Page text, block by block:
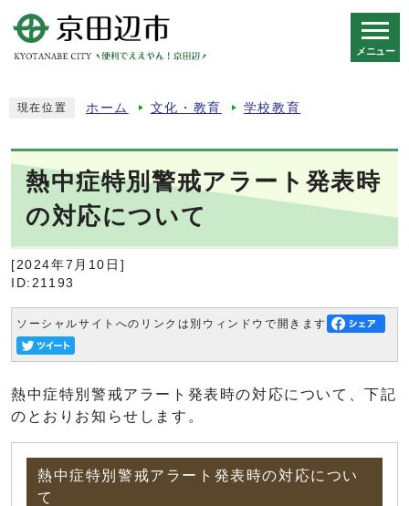
メニュー
現在位置 ホーム 文化・教育 学校教育
熱中症特別警戒アラート発表時
の対応について
[2024年7月10日]
ID:21193
ソーシャルサイトへのリンクは別ウィンドウで開きます
熱中症特別警戒アラート発表時の対応について、下記
のとおりお知らせします。
熱中症特別警戒アラート発表時の対応につい
て